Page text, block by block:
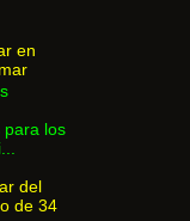
en
para los
del
de 34